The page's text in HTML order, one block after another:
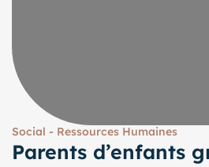
Social - Ressources Humaines
Parents d’enfants